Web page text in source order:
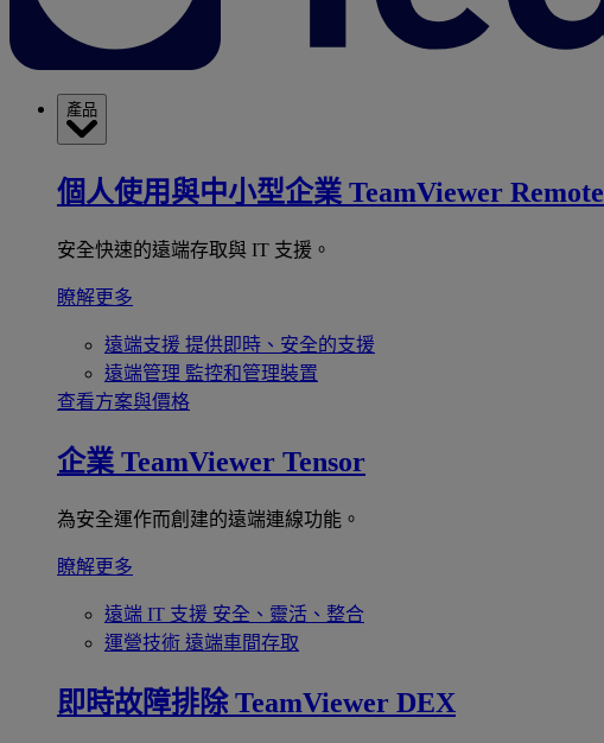
產品
個人使用與中小型企業 TeamViewer Remote
安全快速的遠端存取與 IT 支援。
瞭解更多
遠端支援 提供即時、安全的支援
遠端管理 監控和管理裝置
查看方案與價格
企業 TeamViewer Tensor
為安全運作而創建的遠端連線功能。
瞭解更多
遠端 IT 支援 安全、靈活、整合
運營技術 遠端車間存取
即時故障排除 TeamViewer DEX